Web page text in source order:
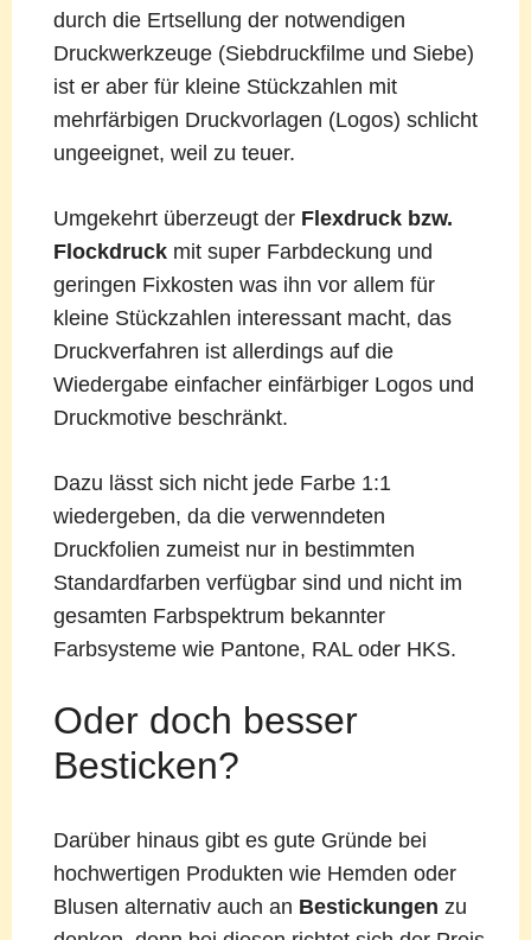
durch die Ertsellung der notwendigen
Druckwerkzeuge (Siebdruckfilme und Siebe)
ist er aber für kleine Stückzahlen mit
mehrfärbigen Druckvorlagen (Logos) schlicht
ungeeignet, weil zu teuer.
Umgekehrt überzeugt der Flexdruck bzw.
Flockdruckmit super Farbdeckung und
geringen Fixkosten was ihn vor allem für
kleine Stückzahlen interessant macht, das
Druckverfahren ist allerdings auf die
Wiedergabe einfacher einfärbiger Logos und
Druckmotive beschränkt.
Dazu lässt sich nicht jede Farbe 1:1
wiedergeben, da die verwenndeten
Druckfolien zumeist nur in bestimmten
Standardfarben verfügbar sind und nicht im
gesamten Farbspektrum bekannter
Farbsysteme wie Pantone, RAL oder HKS.
Oder doch besser
Besticken?
Darüber hinaus gibt es gute Gründe bei
hochwertigen Produkten wie Hemden oder
Blusen alternativ auch an Bestickungen zu